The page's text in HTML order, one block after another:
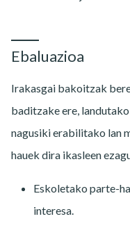
Ebaluazioa
Irakasgai bakoitzak
baditzake ere,
nagusiki erabilitako lan
hauek dira ikasleen
Eskoletako parte-
interesa.